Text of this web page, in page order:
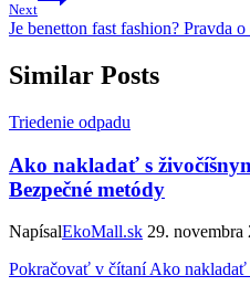
Next
Je benetton fast fashion? Pravda
Similar Posts
Triedenie odpadu
Ako nakladať s
Bezpečné metódy
NapísalEkoMall.sk 29. novembra
Pokračovať v čítaníAko nakladať